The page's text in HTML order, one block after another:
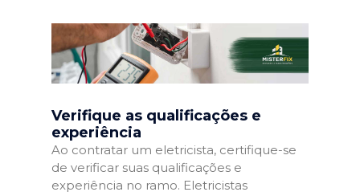
Verifique as qualificações e
experiência
Ao contratar um eletricista, certifique-se
de verificar suas qualificações e
experiência no ramo. Eletricistas